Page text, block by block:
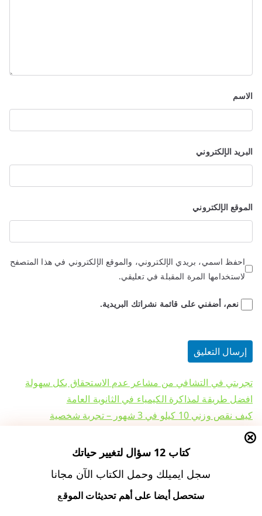
كتاب 12 سؤال لتغيير حياتك
سجل ايميلك وحمل الكتاب الآن مجانا
ستحصل أيضا على أهم تحديثات الموقع
الاسم
البريد الإلكتروني
الموقع الإلكتروني
احفظ اسمي، بريدي الإلكتروني، والموقع الإلكتروني في هذا المتصفح
لاستخدامها المرة المقبلة في تعليقي.
نعم، أضفني على قائمة نشراتك البريدية.
تجربتي في التشافي من مشاعر عدم الاستحقاق بكل سهولة
افضل طريقة لمذاكرة الكيمياء في الثانوية العامة
كيف نقص وزني 10 كيلو في 3 شهور – تجربة شخصية
تجربتي في قراءة سورة البقرة يوميا والمعجزات التي حدثت لي
الالتزام بسورة البقرة في السفر والترحال وتأثيرها النفسي –
اسرار زيادة الرزق وجلب المال